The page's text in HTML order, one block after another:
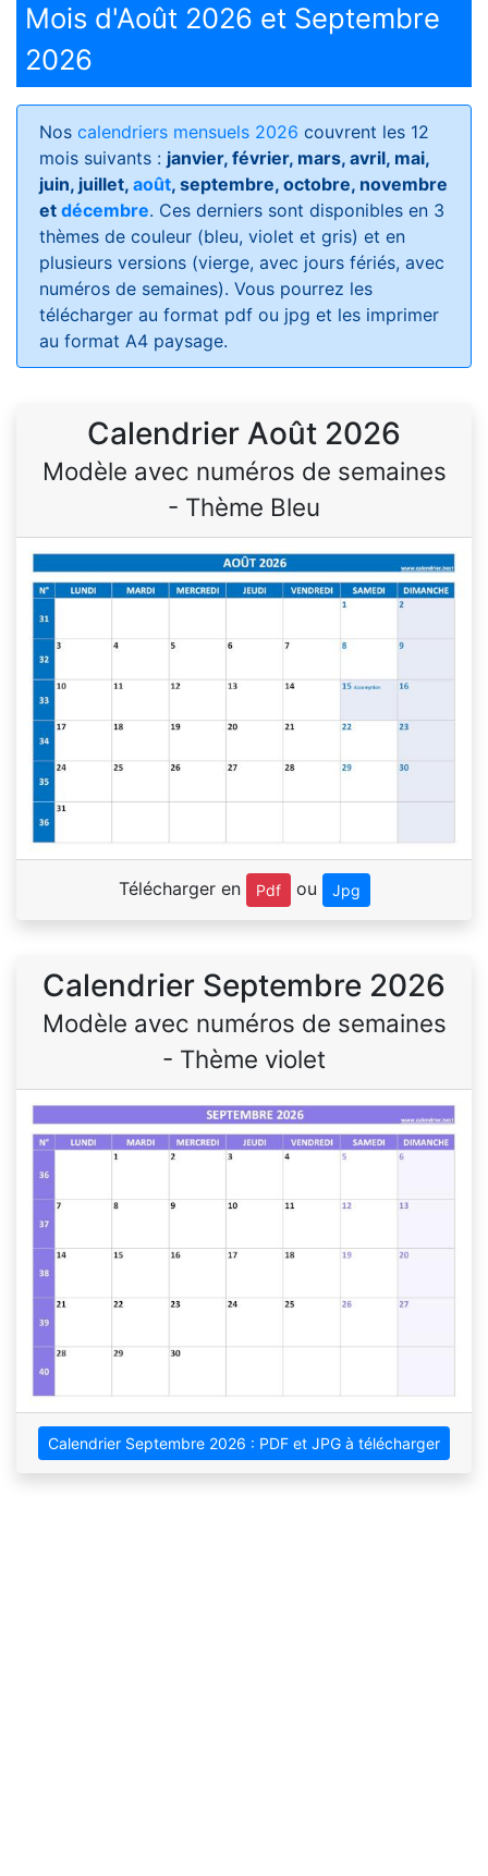
Mois d'Août 2026 et Septembre
2026
Nos calendriers mensuels 2026 couvrent les 12
mois suivants : janvier, février, mars, avril, mai,
juin, juillet, août, septembre, octobre, novembre
et décembre. Ces derniers sont disponibles en 3
thèmes de couleur (bleu, violet et gris) et en
plusieurs versions (vierge, avec jours fériés, avec
numéros de semaines). Vous pourrez les
télécharger au format pdf ou jpg et les imprimer
au format A4 paysage.
Calendrier Août 2026
Modèle avec numéros de semaines
- Thème Bleu
Télécharger en Pdf ou Jpg
Calendrier Septembre 2026
Modèle avec numéros de semaines
- Thème violet
Calendrier Septembre 2026 : PDF et JPG à télécharger